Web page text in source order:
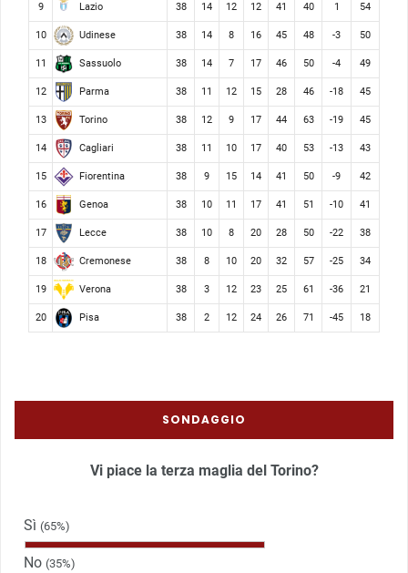
9 Lazio 38 14 12 12 41 40 1 54
10 Udinese 38 14 8 16 45 48 -3 50
11 Sassuolo 38 14 7 17 46 50 -4 49
12 Parma 38 11 12 15 28 46 -18 45
13 Torino 38 12 9 17 44 63 -19 45
14 Cagliari 38 11 10 17 40 53 -13 43
15 Fiorentina 38 9 15 14 41 50 -9 42
16 Genoa 38 10 11 17 41 51 -10 41
17 Lecce 38 10 8 20 28 50 -22 38
18 Cremonese 38 8 10 20 32 57 -25 34
19 Verona 38 3 12 23 25 61 -36 21
20 Pisa 38 2 12 24 26 71 -45 18
SONDAGGIO
Vi piace la terza maglia del Torino?
Sì (65%)
No (35%)